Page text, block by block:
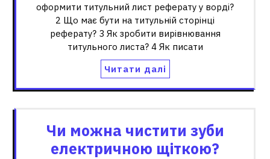
оформити титульний лист реферату у ворді?
2 Що має бути на титульній сторінці
реферату? 3 Як зробити вирівнювання
титульного листа? 4 Як писати
Читати далі
Чи можна чистити зуби
електричною щіткою?